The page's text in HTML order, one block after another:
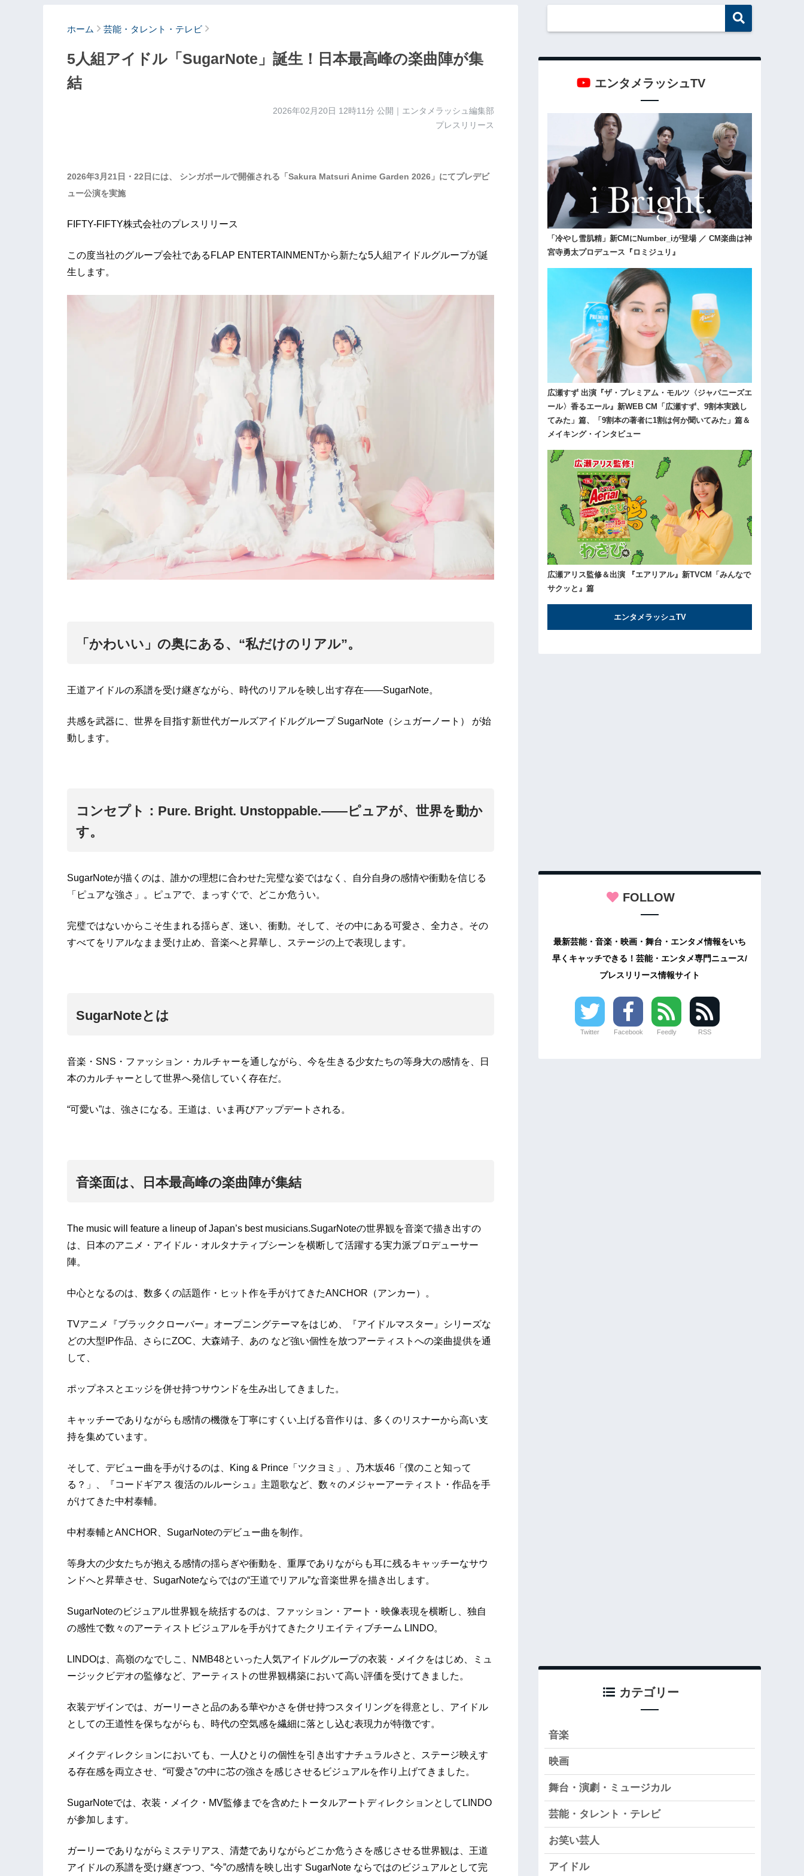
ホーム 芸能・タレント・テレビ
5人組アイドル「SugarNote」誕生！日本最高峰の楽曲陣が集
結
2026年02月20日 12時11分 公開｜エンタメラッシュ編集部
プレスリリース
2026年3月21日・22日には、 シンガポールで開催される「Sakura Matsuri Anime Garden 2026」にてプレデビ
ュー公演を実施
FIFTY-FIFTY株式会社のプレスリリース
この度当社のグループ会社であるFLAP ENTERTAINMENTから新たな5人組アイドルグループが誕
生します。
「かわいい」の奥にある、“私だけのリアル”。
王道アイドルの系譜を受け継ぎながら、時代のリアルを映し出す存在——SugarNote。
共感を武器に、世界を目指す新世代ガールズアイドルグループ SugarNote（シュガーノート） が始
動します。
コンセプト：Pure. Bright. Unstoppable.——ピュアが、世界を動か
す。
SugarNoteが描くのは、誰かの理想に合わせた完璧な姿ではなく、自分自身の感情や衝動を信じる
「ピュアな強さ」。ピュアで、まっすぐで、どこか危うい。
完璧ではないからこそ生まれる揺らぎ、迷い、衝動。そして、その中にある可愛さ、全力さ。その
すべてをリアルなまま受け止め、音楽へと昇華し、ステージの上で表現します。
SugarNoteとは
音楽・SNS・ファッション・カルチャーを通しながら、今を生きる少女たちの等身大の感情を、日
本のカルチャーとして世界へ発信していく存在だ。
“可愛い”は、強さになる。王道は、いま再びアップデートされる。
音楽面は、日本最高峰の楽曲陣が集結
The music will feature a lineup of Japan’s best musicians.SugarNoteの世界観を音楽で描き出すの
は、日本のアニメ・アイドル・オルタナティブシーンを横断して活躍する実力派プロデューサー
陣。
中心となるのは、数多くの話題作・ヒット作を手がけてきたANCHOR（アンカー）。
TVアニメ『ブラッククローバー』オープニングテーマをはじめ、『アイドルマスター』シリーズな
どの大型IP作品、さらにZOC、大森靖子、あの など強い個性を放つアーティストへの楽曲提供を通
して、
ポップネスとエッジを併せ持つサウンドを生み出してきました。
キャッチーでありながらも感情の機微を丁寧にすくい上げる音作りは、多くのリスナーから高い支
持を集めています。
そして、デビュー曲を手がけるのは、King & Prince「ツクヨミ」、乃木坂46「僕のこと知って
る？」、『コードギアス 復活のルルーシュ』主題歌など、数々のメジャーアーティスト・作品を手
がけてきた中村泰輔。
中村泰輔とANCHOR、SugarNoteのデビュー曲を制作。
等身大の少女たちが抱える感情の揺らぎや衝動を、重厚でありながらも耳に残るキャッチーなサウ
ンドへと昇華させ、SugarNoteならではの“王道でリアル”な音楽世界を描き出します。
SugarNoteのビジュアル世界観を統括するのは、ファッション・アート・映像表現を横断し、独自
の感性で数々のアーティストビジュアルを手がけてきたクリエイティブチーム LINDO。
LINDOは、高嶺のなでしこ、NMB48といった人気アイドルグループの衣装・メイクをはじめ、ミュ
ージックビデオの監修など、アーティストの世界観構築において高い評価を受けてきました。
衣装デザインでは、ガーリーさと品のある華やかさを併せ持つスタイリングを得意とし、アイドル
としての王道性を保ちながらも、時代の空気感を繊細に落とし込む表現力が特徴です。
メイクディレクションにおいても、一人ひとりの個性を引き出すナチュラルさと、ステージ映えす
る存在感を両立させ、“可愛さ”の中に芯の強さを感じさせるビジュアルを作り上げてきました。
SugarNoteでは、衣装・メイク・MV監修までを含めたトータルアートディレクションとしてLINDO
が参加します。
ガーリーでありながらミステリアス、清楚でありながらどこか危うさを感じさせる世界観は、王道
アイドルの系譜を受け継ぎつつ、“今”の感情を映し出す SugarNote ならではのビジュアルとして完
エンタメラッシュTV
「冷やし雪肌精」新CMにNumber_iが登場 ／ CM楽曲は神
宮寺勇太プロデュース『ロミジュリ』
広瀬すず 出演『ザ・プレミアム・モルツ〈ジャパニーズエ
ール〉香るエール』新WEB CM「広瀬すず、9割本実践し
てみた」篇、「9割本の著者に1割は何か聞いてみた」篇＆
メイキング・インタビュー
広瀬アリス監修＆出演 『エアリアル』新TVCM「みんなで
サクッと』篇
エンタメラッシュTV
FOLLOW
最新芸能・音楽・映画・舞台・エンタメ情報をいち
早くキャッチできる！芸能・エンタメ専門ニュース/
プレスリリース情報サイト
Twitter Facebook Feedly RSS
カテゴリー
音楽
映画
舞台・演劇・ミュージカル
芸能・タレント・テレビ
お笑い芸人
アイドル